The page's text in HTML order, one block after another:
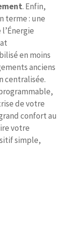
. Enfin,
terme : une
en moins
anciens
centralisée.
de votre
confort au
votre
simple,